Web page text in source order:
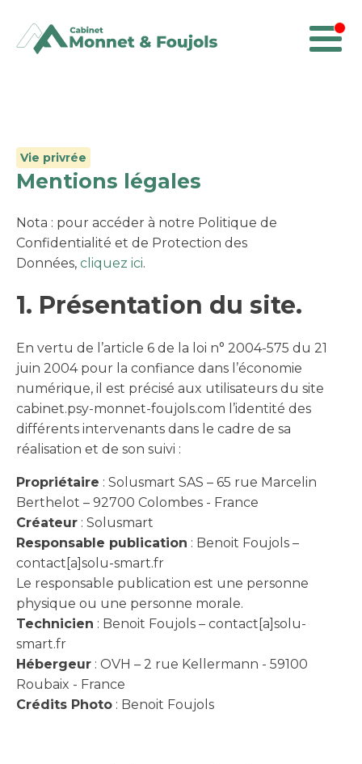
Vie privrée
Mentions légales
Nota : pour accéder à notre Politique de
Confidentialité et de Protection des
Données, cliquez ici.
1. Présentation du site.
En vertu de l’article 6 de la loi n° 2004-575 du 21
juin 2004 pour la confiance dans l’économie
numérique, il est précisé aux utilisateurs du site
cabinet.psy-monnet-foujols.com l’identité des
différents intervenants dans le cadre de sa
réalisation et de son suivi :
Propriétaire : Solusmart SAS – 65 rue Marcelin
Berthelot – 92700 Colombes - France
Créateur : Solusmart
Responsable publication : Benoit Foujols –
contact[a]solu-smart.fr
Le responsable publication est une personne
physique ou une personne morale.
Technicien : Benoit Foujols – contact[a]solu-
smart.fr
Hébergeur : OVH – 2 rue Kellermann - 59100
Roubaix - France
Crédits Photo : Benoit Foujols